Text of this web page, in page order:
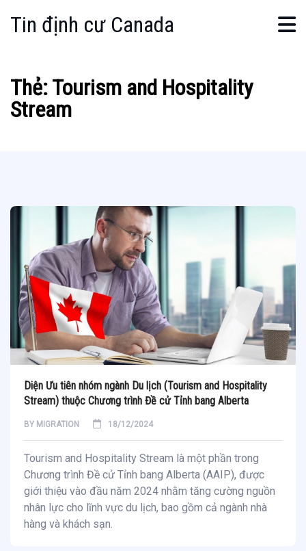
Tin định cư Canada
Thẻ:Tourism and Hospitality
Stream
Diện Ưu tiên nhóm ngành Du lịch (Tourism and Hospitality
Stream) thuộc Chương trình Đề cử Tỉnh bang Alberta
BY MIGRATION 18/12/2024
Tourism and Hospitality Stream là một phần trong
Chương trình Đề cử Tỉnh bang Alberta (AAIP), được
giới thiệu vào đầu năm 2024 nhằm tăng cường nguồn
nhân lực cho lĩnh vực du lịch, bao gồm cả ngành nhà
hàng và khách sạn.